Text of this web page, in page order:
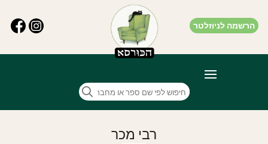
הרשמה לניוזלטר
רבי מכר